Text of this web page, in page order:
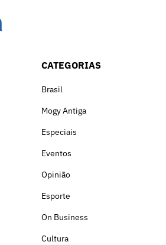
CATEGORIAS
Brasil
Mogy Antiga
Especiais
Eventos
Opinião
Esporte
On Business
Cultura